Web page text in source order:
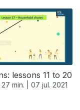
lessons 11 to 20
27 min. | 07 jul. 2021